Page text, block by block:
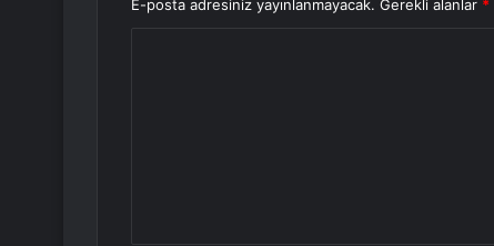
E-posta adresiniz yayınlanmayacak. Gerekli alanlar *